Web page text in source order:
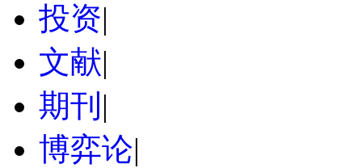
投资|
文献|
期刊 |
博弈论|